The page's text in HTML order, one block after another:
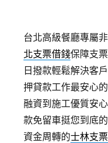
台北高級餐廳專屬
北支票借錢保障支
日撥款輕鬆解決客
押貸款工作最安心
融資到施工優質安
款免留車挺您到底的
資金周轉的士林支